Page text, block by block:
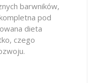
barwników,
pod
dieta
czego